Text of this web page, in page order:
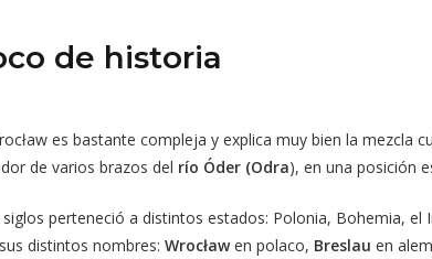
de historia
es bastante compleja y explica muy bien la mezcla
de varios brazos del río Óder (Odra), en una posición
perteneció a distintos estados: Polonia, Bohemia,
distintos nombres: Wrocławen polaco, Breslau en